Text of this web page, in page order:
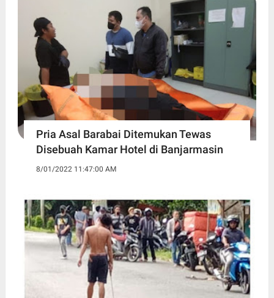
Pria Asal Barabai Ditemukan Tewas
Disebuah Kamar Hotel di Banjarmasin
8/01/2022 11:47:00 AM